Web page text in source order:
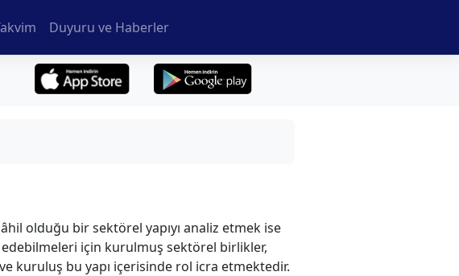
Duyuru ve Haberler
olduğu bir sektörel yapıyı analiz etmek ise
için kurulmuş sektörel birlikler,
kuruluş bu yapı içerisinde rol icra etmektedir.